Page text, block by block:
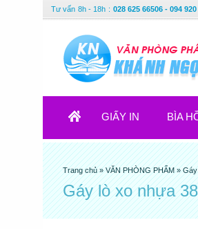
Tư vấn 8h - 18h : 028 625 66506 - 094
GIẤY IN BÌA
Trang chủ»VĂN PHÒNG PHẨM »
Gáy lò xo nhựa